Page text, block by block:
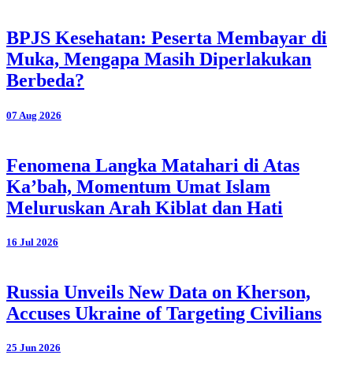
BPJS Kesehatan: Peserta Membayar di
Muka, Mengapa Masih Diperlakukan
Berbeda?
07 Aug 2026
Fenomena Langka Matahari di Atas
Ka’bah, Momentum Umat Islam
Meluruskan Arah Kiblat dan Hati
16 Jul 2026
Russia Unveils New Data on Kherson,
Accuses Ukraine of Targeting Civilians
25 Jun 2026